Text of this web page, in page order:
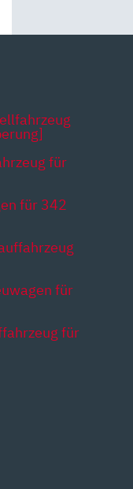
für
für 342
für
für